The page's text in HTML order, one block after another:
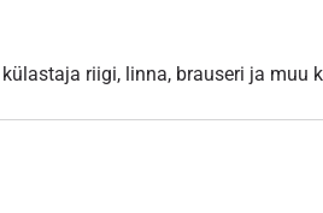
riigi, linna, brauseri ja muu